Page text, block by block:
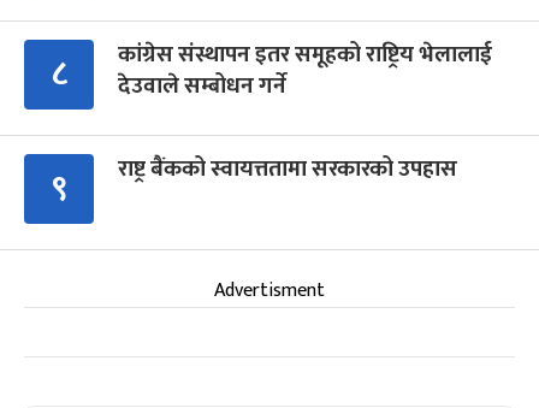
८
कांग्रेस संस्थापन इतर समूहको राष्ट्रिय भेलालाई
देउवाले सम्बोधन गर्ने
९ राष्ट्र बैंकको स्वायत्ततामा सरकारको उपहास
Advertisment